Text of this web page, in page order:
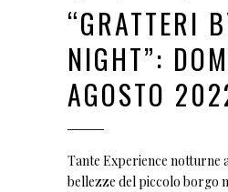
“GRATTERI
NIGHT”:
AGOSTO
Tante Experience notturne
bellezze del piccolo borgo